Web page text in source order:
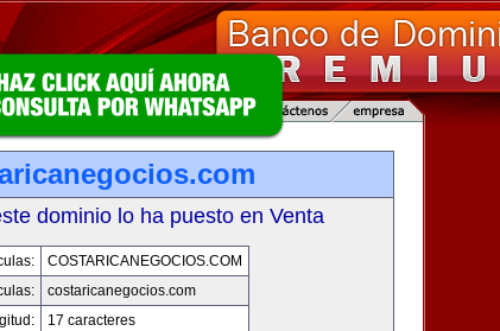
dominio lo ha puesto en Venta
COSTARICANEGOCIOS.COM
costaricanegocios.com
17 caracteres